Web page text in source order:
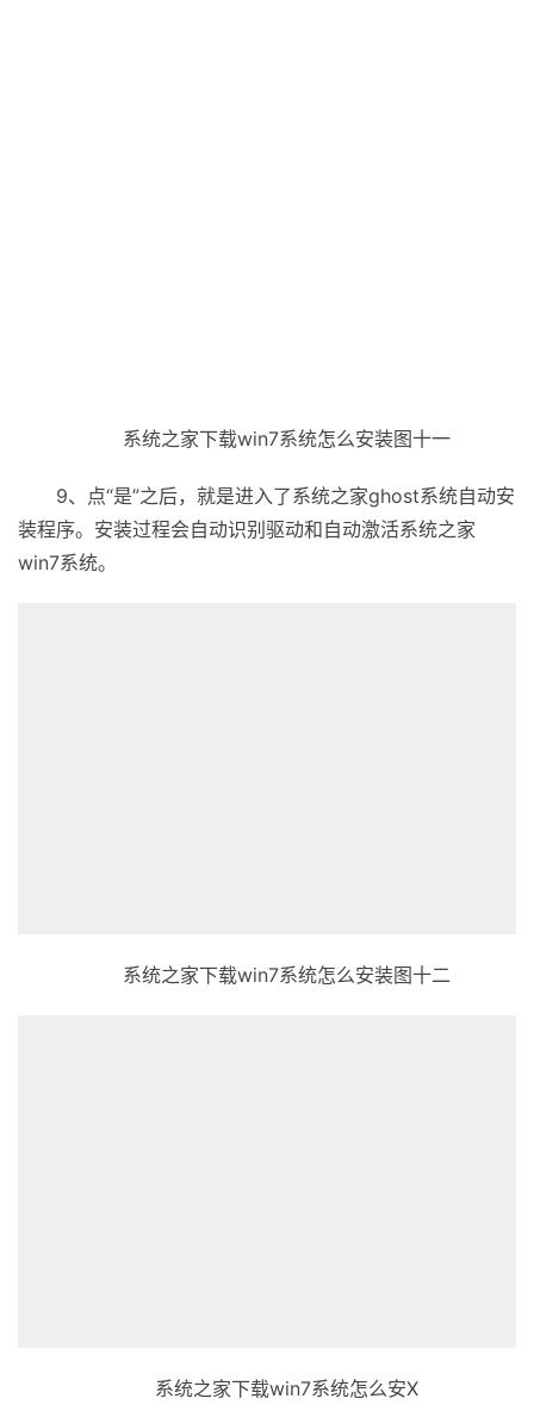
系统之家下载win7系统怎么安装图十一
9、点“是”之后，就是进入了系统之家ghost系统自动安
装程序。安装过程会自动识别驱动和自动激活系统之家
win7系统。
系统之家下载win7系统怎么安装图十二
系统之家下载win7系统怎么安X